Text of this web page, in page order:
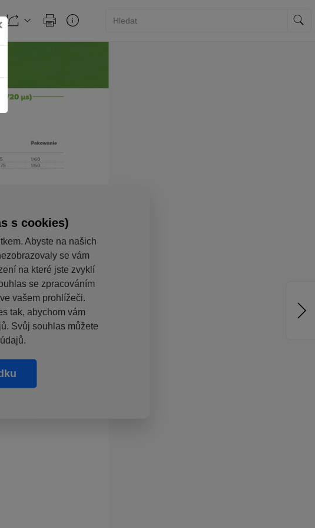
s cookies)
Abyste na našich
se vám
na které jste zvyklí
se zpracováním
vašem prohlížeči.
tak, abychom vám
Svůj souhlas můžete